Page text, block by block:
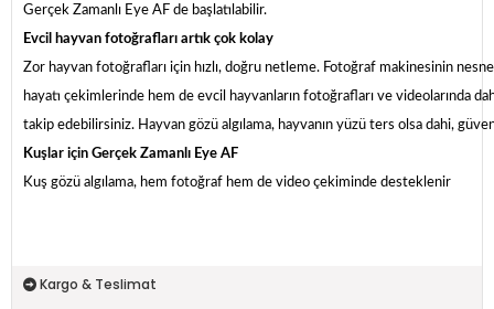
Gerçek Zamanlı Eye AF de başlatılabilir.
Evcil hayvan fotoğrafları artık çok kolay
Zor hayvan fotoğrafları için hızlı, doğru netleme. Fotoğraf makinesinin
hayatı çekimlerinde hem de evcil hayvanların fotoğrafları ve videolarında
takip edebilirsiniz. Hayvan gözü algılama, hayvanın yüzü ters olsa dahi,
Kuşlar için Gerçek Zamanlı Eye AF
Kuş gözü algılama, hem fotoğraf hem de video çekiminde desteklenir
Kargo & Teslimat